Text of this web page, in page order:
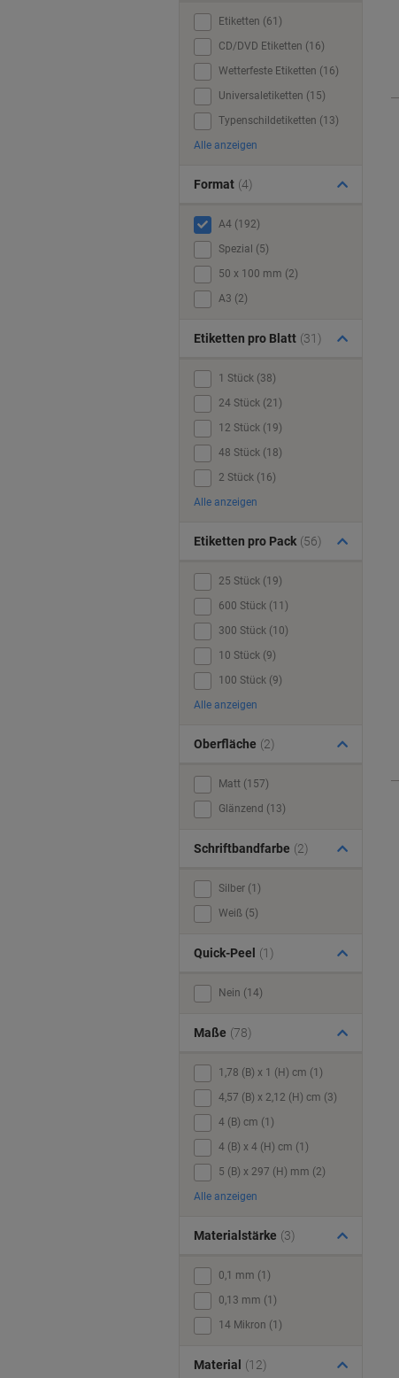
Etiketten (61)
CD/DVD Etiketten (16)
Wetterfeste Etiketten (16)
Universaletiketten (15)
Typenschildetiketten (13)
Alle anzeigen
Format (4)
A4 (192)
Spezial (5)
50 x 100 mm (2)
A3 (2)
Etiketten pro Blatt (31)
1 Stück (38)
24 Stück (21)
12 Stück (19)
48 Stück (18)
2 Stück (16)
Alle anzeigen
Etiketten pro Pack (56)
25 Stück (19)
600 Stück (11)
300 Stück (10)
10 Stück (9)
100 Stück (9)
Alle anzeigen
Oberfläche (2)
Matt (157)
Glänzend (13)
Schriftbandfarbe (2)
Silber (1)
Weiß (5)
Quick-Peel (1)
Nein (14)
Maße (78)
1,78 (B) x 1 (H) cm (1)
4,57 (B) x 2,12 (H) cm (3)
4 (B) cm (1)
4 (B) x 4 (H) cm (1)
5 (B) x 297 (H) mm (2)
Alle anzeigen
Materialstärke (3)
0,1 mm (1)
0,13 mm (1)
14 Mikron (1)
Material (12)